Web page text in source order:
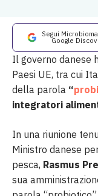
Segui
Google
Il governo danese
Paesi UE, tra cui
della parola “
integratori
In una riunione
Ministro danese
pesca, Rasmus
sua